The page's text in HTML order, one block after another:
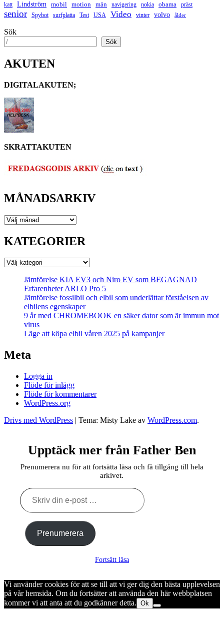
katt Lindström mobil motion män navigering nokia obama präst
senior Spybot surfplatta Test USA Video vinter volvo ålder
Sök
Sök
AKUTEN
DIGITALAKUTEN;
SKRATTAKUTEN
MÅNADSARKIV
MÅNADSARKIV
KATEGORIER
KATEGORIER
Jämförelse KIA EV3 och Niro EV som BEGAGNAD
Erfarenheter ARLO Pro 5
Jämförelse fossilbil och elbil som underlättar förståelsen av
elbilens egenskaper
9 år med CHROMEBOOK en säker dator som är immun mot
virus
Läge att köpa elbil våren 2025 på kampanjer
Meta
Logga in
Flöde för inlägg
Flöde för kommentarer
WordPress.org
Drivs med WordPress | Tema: Misty Lake av WordPress.com.
Upptäck mer från Father Ben
Prenumerera nu för att fortsätta läsa och få tillgång till hela
arkivet.
Skriv
din
e-
…
Prenumerera
Fortsätt läsa
Vi använder cookies för att se till att vi ger dig den bästa upplevelsen
på vår hemsida. Om du fortsätter att använda den här webbplatsen
kommer vi att anta att du godkänner detta. Ok